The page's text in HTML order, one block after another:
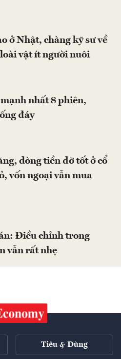
ở Nhật, chàng kỹ sư về
vật ít người nuôi
nhất 8 phiên,
đáy
dòng tiền đỡ tốt ở cổ
vốn ngoại vẫn mua
Điều chỉnh trong
vẫn rất nhẹ
Tiêu & Dùng